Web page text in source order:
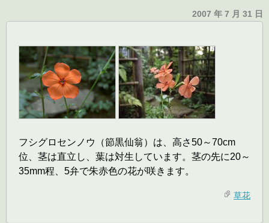
2007 年 7 月 31 日
フシグロセンノウ（節黒仙翁）は、高さ50～70cm
位、茎は直立し、葉は対生しています。茎の先に20～
35mm程、5弁で朱赤色の花が咲きます。
草花